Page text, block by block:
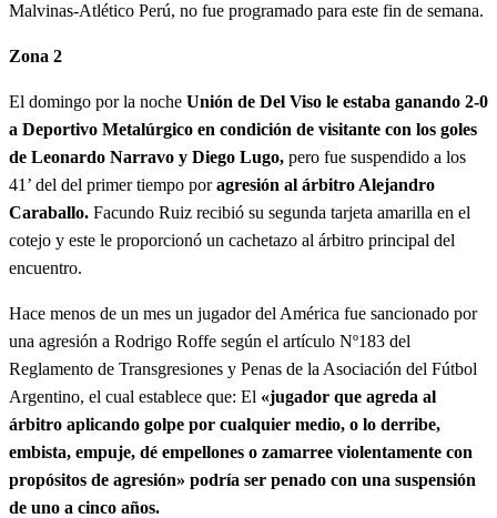
Malvinas-Atlético Perú, no fue programado para este fin de semana.
Zona 2
El domingo por la noche Unión de Del Viso le estaba ganando 2-0
a Deportivo Metalúrgico en condición de visitante con los goles
de Leonardo Narravo y Diego Lugo, pero fue suspendido a los
41’ del del primer tiempo poragresión al árbitro Alejandro
Caraballo. Facundo Ruiz recibió su segunda tarjeta amarilla en el
cotejo y este le proporcionó un cachetazo al árbitro principal del
encuentro.
Hace menos de un mes un jugador del América fue sancionado por
una agresión a Rodrigo Roffe según el artículo Nº183 del
Reglamento de Transgresiones y Penas de la Asociación del Fútbol
Argentino, el cual establece que: El «jugador que agreda al
árbitro aplicando golpe por cualquier medio, o lo derribe,
embista, empuje, dé empellones o zamarree violentamente con
propósitos de agresión» podría ser penado con una suspensión
de uno a cinco años.